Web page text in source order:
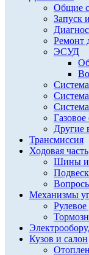
Общие
Запуск
Ремонт
ЭСУД
Другие
Трансмиссия
Ходовая часть
Шины и
Механизмы
Кузов и салон